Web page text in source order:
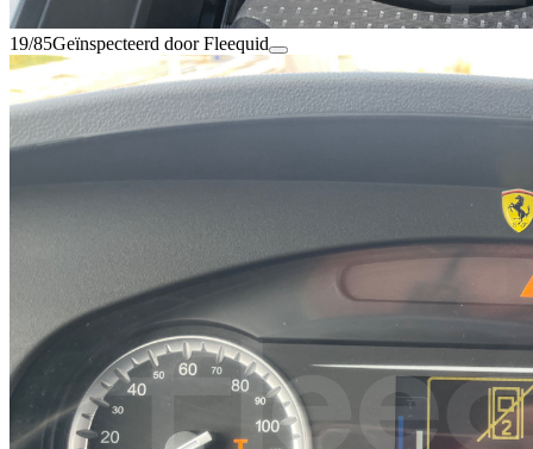
19/85Geïnspecteerd door Fleequid